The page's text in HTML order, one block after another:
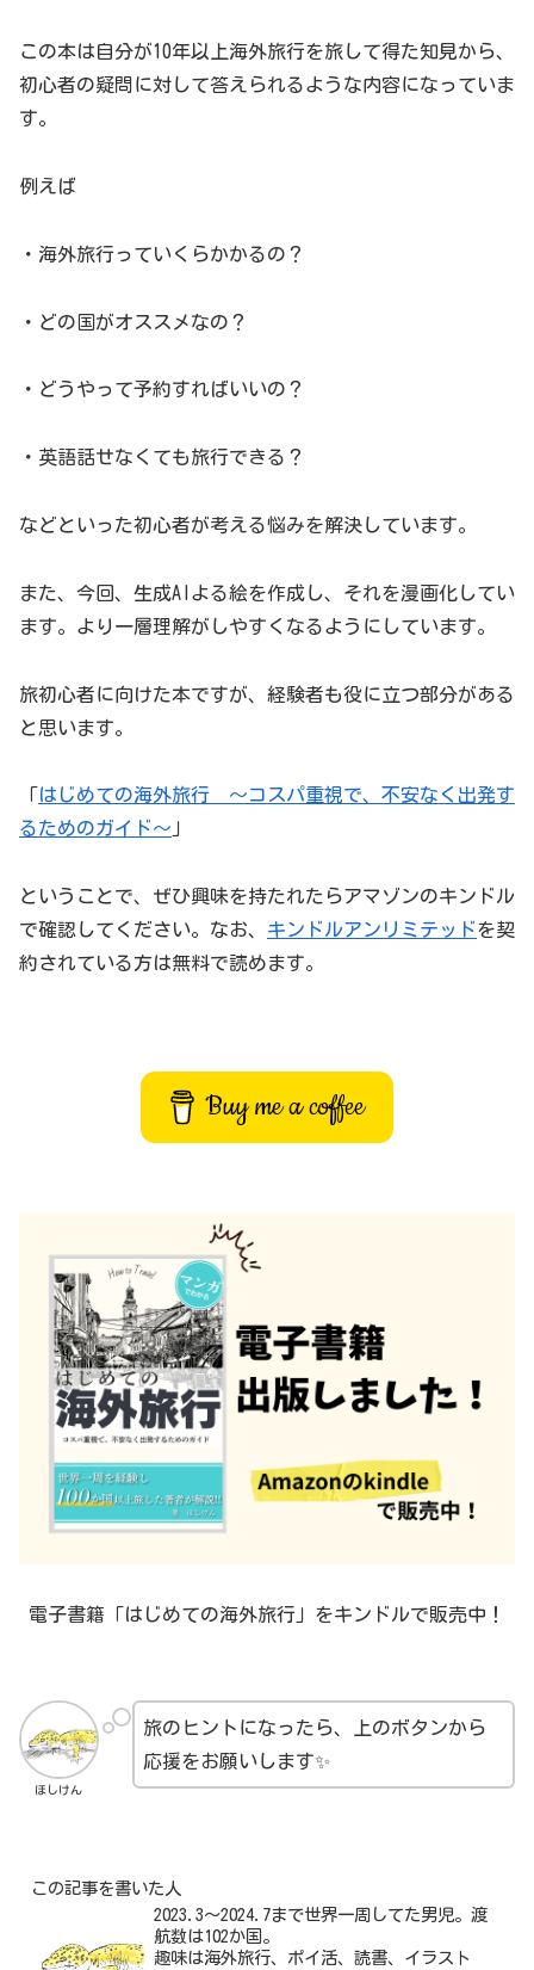
この本は自分が10年以上海外旅行を旅して得た知見から、
初心者の疑問に対して答えられるような内容になっていま
す。
例えば
・海外旅行っていくらかかるの？
・どの国がオススメなの？
・どうやって予約すればいいの？
・英語話せなくても旅行できる？
などといった初心者が考える悩みを解決しています。
また、今回、生成AIよる絵を作成し、それを漫画化してい
ます。より一層理解がしやすくなるようにしています。
旅初心者に向けた本ですが、経験者も役に立つ部分がある
と思います。
「はじめての海外旅行 ～コスパ重視で、不安なく出発す
るためのガイド～ 」
ということで、ぜひ興味を持たれたらアマゾンのキンドル
で確認してください。なお、 キンドルアンリミテッドを契
約されている方は無料で読めます。
Buy me a coffee
電子書籍「はじめての海外旅行」をキンドルで販売中！
ほしけん
旅のヒントになったら、上のボタンから
応援をお願いします✨
この記事を書いた人
2023.3～2024.7まで世界一周してた男児。渡
航数は102か国。
趣味は海外旅行、ポイ活、読書、イラスト